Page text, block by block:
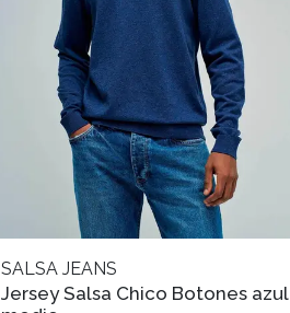
SALSA JEANS
Jersey Salsa Chico Botones azul